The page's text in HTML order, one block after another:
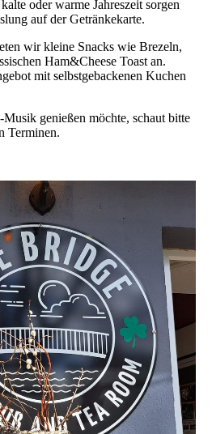
oder warme Jahreszeit sorgen
auf der Getränkekarte.
wir kleine Snacks wie Brezeln,
Ham&Cheese Toast an.
mit selbstgebackenen Kuchen
genießen möchte, schaut bitte
Terminen.